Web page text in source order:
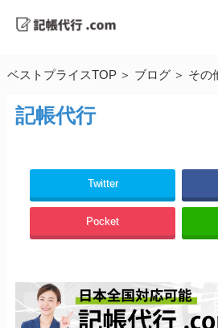
ベストプライスTOP ブログ その
記帳代行
Twitter
Pocket